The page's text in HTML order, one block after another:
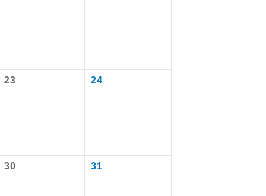
23 24
30 31
ります。
。